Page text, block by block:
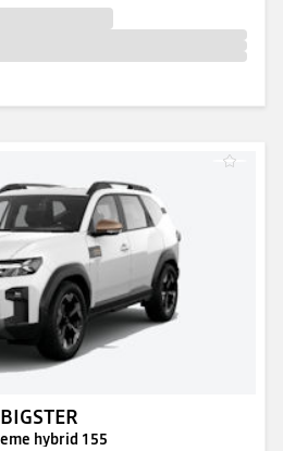
BIGSTER
hybrid 155